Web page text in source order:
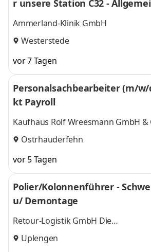
r unsere Station C32 -
izin
Ammerland-Klinik GmbH
Westerstede
vor 7 Tagen
Personalsachbearbeiter (m/
kt Payroll
Kaufhaus Rolf Wreesmann GmbH &
Ostrhauderfehn
vor 5 Tagen
Polier/Kolonnenführer -
u/ Demontage
Retour-Logistik GmbH Die
Baustellenlogistiker
Uplengen